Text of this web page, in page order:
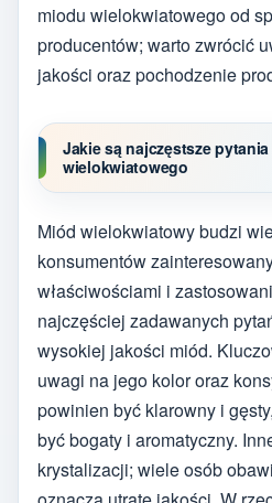
miodu wielokwiatowego od
producentów; warto zwrócić
jakości oraz pochodzenie
Jakie są najczęstsze
wielokwiatowego
Miód wielokwiatowy budzi
konsumentów
właściwościami i
najczęściej zadawanych
wysokiej jakości miód.
uwagi na jego kolor oraz
powinien być klarowny i
być bogaty i aromatyczny.
krystalizacji; wiele osób